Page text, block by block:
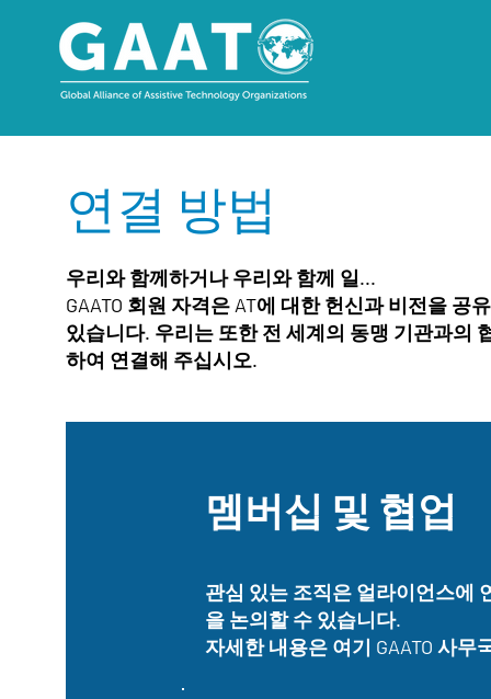
연결 방법
우리와 함께하거나 우리와 함께 일...
GAATO 회원 자격은 AT에 대한 헌신과 비전을 공
있습니다. 우리는 또한 전 세계의 동맹 기관과의
하여 연결해 주십시오.
멤버십 및 협업
관심 있는 조직은 얼라이언스에
을 논의할 수 있습니다.
자세한 내용은 여기 GAATO 사